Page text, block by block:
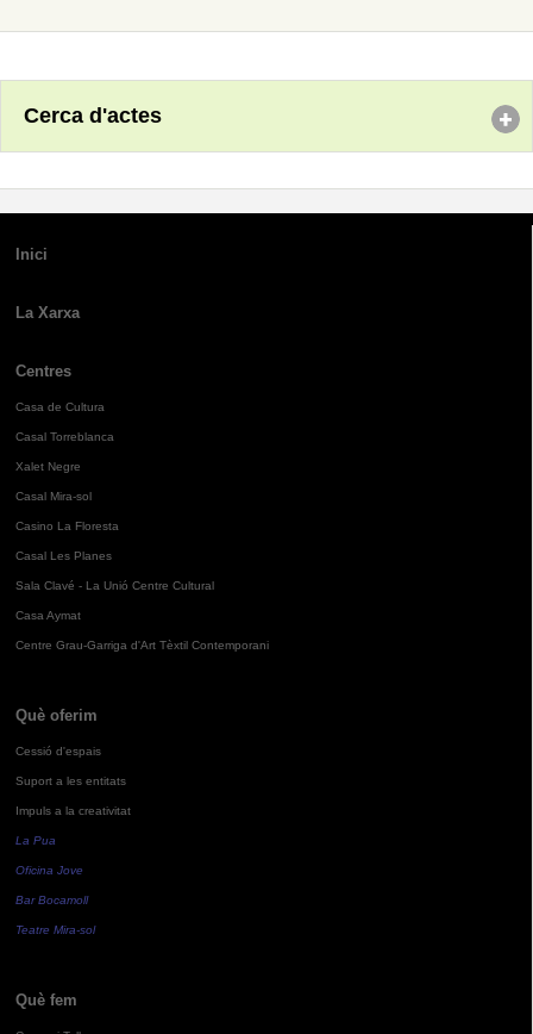
Cerca d'actes
Inici
La Xarxa
Centres
Casa de Cultura
Casal Torreblanca
Xalet Negre
Casal Mira-sol
Casino La Floresta
Casal Les Planes
Sala Clavé - La Unió Centre Cultural
Casa Aymat
Centre Grau-Garriga d'Art Tèxtil Contemporani
Què oferim
Cessió d'espais
Suport a les entitats
Impuls a la creativitat
La Pua
Oficina Jove
Bar Bocamoll
Teatre Mira-sol
Què fem